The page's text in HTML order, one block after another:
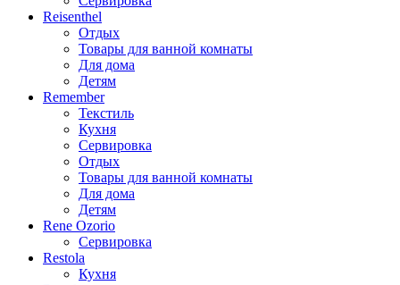
Reisenthel
Отдых
Товары для ванной комнаты
Для дома
Детям
Remember
Текстиль
Кухня
Сервировка
Отдых
Товары для ванной комнаты
Для дома
Детям
Rene Ozorio
Сервировка
Restola
Кухня